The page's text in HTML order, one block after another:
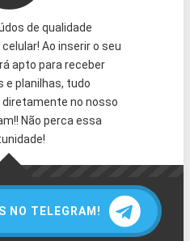
de qualidade
Ao inserir o seu
apto para receber
e planilhas, tudo
diretamente no nosso
Não perca essa
NO TELEGRAM!